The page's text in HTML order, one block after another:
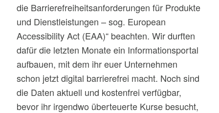
die Barrierefreiheitsanforderungen für Produkte
und Dienstleistungen – sog. European
Accessibility Act (EAA)“ beachten. Wir durften
dafür die letzten Monate ein Informationsportal
aufbauen, mit dem ihr euer Unternehmen
schon jetzt digital barrierefrei macht. Noch sind
die Daten aktuell und kostenfrei verfügbar,
bevor ihr irgendwo überteuerte Kurse besucht,